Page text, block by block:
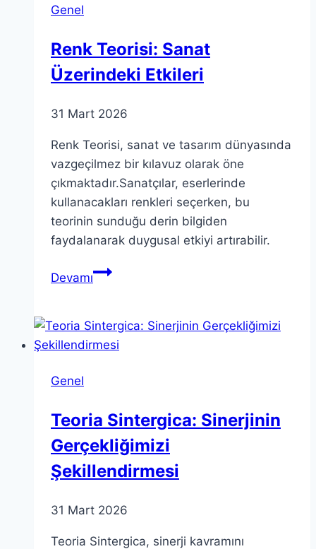
Genel
Renk Teorisi: Sanat
Üzerindeki Etkileri
31 Mart 2026
Renk Teorisi, sanat ve tasarım dünyasında
vazgeçilmez bir kılavuz olarak öne
çıkmaktadır.Sanatçılar, eserlerinde
kullanacakları renkleri seçerken, bu
teorinin sunduğu derin bilgiden
faydalanarak duygusal etkiyi artırabilir.
DevamıRenk
Üzerindeki
Etkileri
Genel
Teoria Sintergica: Sinerjinin
Gerçekliğimizi
Şekillendirmesi
31 Mart 2026
Teoria Sintergica, sinerji kavramını